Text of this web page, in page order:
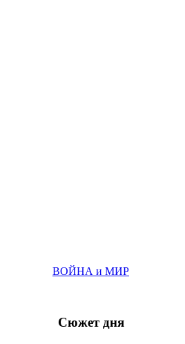
ВОЙНА и МИР
Сюжет дня